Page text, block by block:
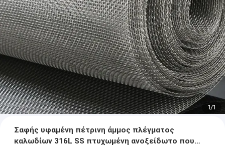
1/1
Σαφής υφαμένη πέτρινη άμμος πλέγματος
καλωδίων 316L SS πτυχωμένη ανοξείδωτο που